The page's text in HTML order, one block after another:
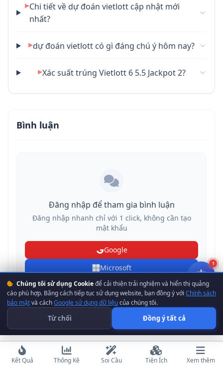
▶Chi tiết về dự đoán vietlott cập nhật mới
nhất?
▶dự đoán vietlott có gì đáng chú ý hôm nay?
▶Xác suất trúng Vietlott 6 5.5 Jackpot 2?
Bình luận
Đăng nhập để tham gia bình luận
Đăng nhập nhanh chỉ với 1 click, không cần tạo
mật khẩu
Google
Microsoft
hoặcđăng nhập bằng tài khoản·đăng ký
Kết Quả Thống Kê Soi Cầu Tiện Ích Xem thêm
1
Chúng tôi sử dụng Cookieđể cải thiện trải nghiệm và hiển thị quảng
cáo phù hợp. Bằng cách tiếp tục sử dụng website, bạn đồng ý với Chính sách
bảo mậtvà cáchGoogle sử dụng dữ liệucủa chúng tôi.
Từ chối Đồng ý tất cả